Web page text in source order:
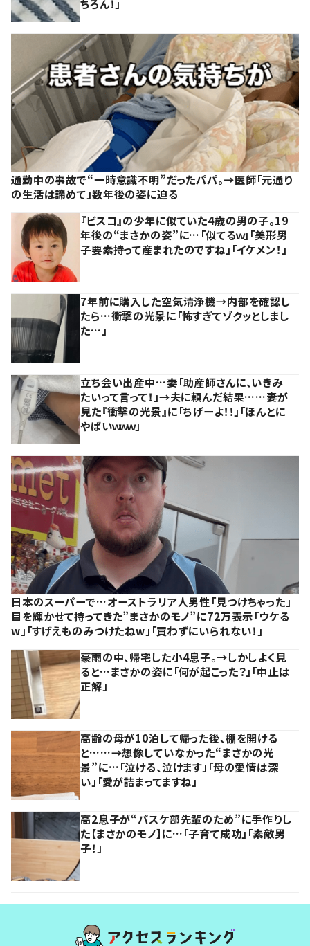
ちろん！」
通勤中の事故で“一時意識不明”だったパパ。→医師「元通り
の生活は諦めて」数年後の姿に迫る
『ビスコ』の少年に似ていた4歳の男の子。19
年後の“まさかの姿”に…「似てるｗ」「美形男
子要素持って産まれたのですね」「イケメン！」
7年前に購入した空気清浄機→内部を確認し
たら…衝撃の光景に「怖すぎてゾクッとしまし
た…」
立ち会い出産中…妻「助産師さんに、いきみ
たいって言って！」→夫に頼んだ結果……妻が
見た『衝撃の光景』に「ちげーよ！！」「ほんとに
やばいｗｗｗ」
日本のスーパーで…オーストラリア人男性「見つけちゃった」
目を輝かせて持ってきた”まさかのモノ”に72万表示「ウケる
w」「すげえものみつけたねw」「買わずにいられない！」
豪雨の中、帰宅した小4息子。→しかしよく見
ると…まさかの姿に「何が起こった？」「中止は
正解」
高齢の母が10泊して帰った後、棚を開ける
と……→想像していなかった“まさかの光
景”に…「泣ける、泣けます」「母の愛情は深
い」「愛が詰まってますね」
高2息子が“バスケ部先輩のため”に手作りし
た【まさかのモノ】に…「子育て成功」「素敵男
子！」